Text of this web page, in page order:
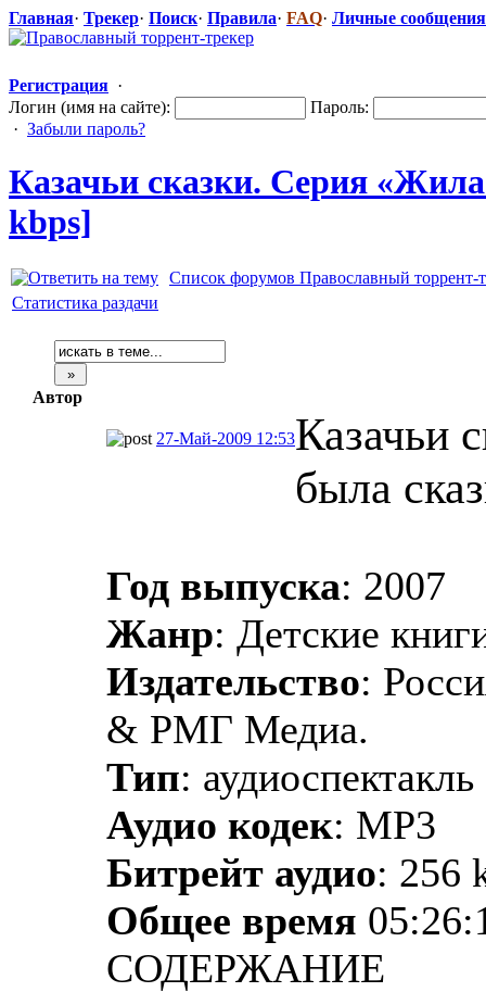
Главная· Трекер· Поиск· Правила· FAQ· Личные сообщения
Регистрация ·
Логин (имя на сайте):
Пароль:
· Забыли пароль?
Казачьи сказки. Серия
kbps]
Список форумов Православный торрент-
Статистика раздачи
Автор
27-Май-2009 12:53Казачьи
была
Год выпуска: 2007
Жанр: Детские
Издательство:
& РМГ Медиа.
Тип: аудиоспектакль
Аудио кодек: MP3
Битрейт аудио: 256
Общее время
СОДЕРЖАНИЕ